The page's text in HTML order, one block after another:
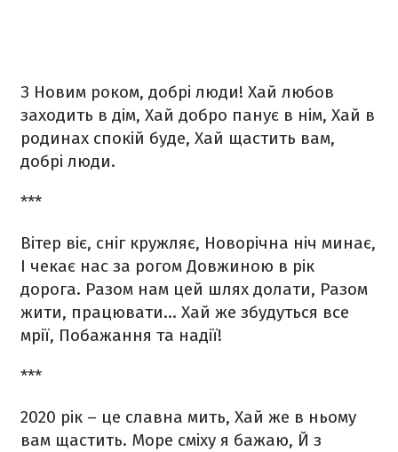
З Новим роком, добрі люди! Хай любов
заходить в дім, Хай добро панує в нім, Хай в
родинах спокій буде, Хай щастить вам,
добрі люди.
***
Вітер віє, сніг кружляє, Новорічна ніч минає,
І чекає нас за рогом Довжиною в рік
дорога. Разом нам цей шлях долати, Разом
жити, працювати… Хай же збудуться все
мрії, Побажання та надії!
***
2020 рік – це славна мить, Хай же в ньому
вам щастить. Море сміху я бажаю, Й з